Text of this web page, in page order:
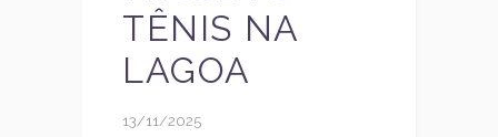
TÊNIS NA
LAGOA
13/11/2025